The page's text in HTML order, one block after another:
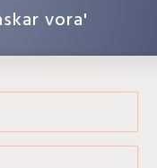
vora'